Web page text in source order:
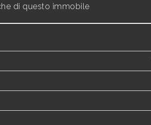
di questo immobile